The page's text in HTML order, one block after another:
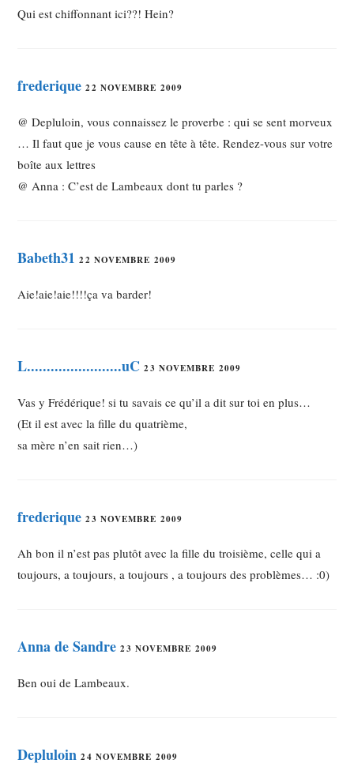
Qui est chiffonnant ici??! Hein?
frederique 22 NOVEMBRE 2009
@ Depluloin, vous connaissez le proverbe : qui se sent morveux
… Il faut que je vous cause en tête à tête. Rendez-vous sur votre
boîte aux lettres
@ Anna : C’est de Lambeaux dont tu parles ?
Babeth31 22 NOVEMBRE 2009
Aie!aie!aie!!!!ça va barder!
L........................uC 23 NOVEMBRE 2009
Vas y Frédérique! si tu savais ce qu’il a dit sur toi en plus…
(Et il est avec la fille du quatrième,
sa mère n’en sait rien…)
frederique 23 NOVEMBRE 2009
Ah bon il n’est pas plutôt avec la fille du troisième, celle qui a
toujours, a toujours, a toujours , a toujours des problèmes… :0)
Anna de Sandre 23 NOVEMBRE 2009
Ben oui de Lambeaux.
Depluloin 24 NOVEMBRE 2009